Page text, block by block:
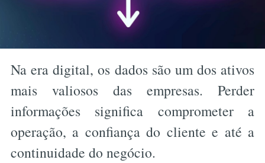
Na era digital, os dados são um dos ativos
mais valiosos das empresas. Perder
informações significa comprometer a
operação, a confiança do cliente e até a
continuidade do negócio.